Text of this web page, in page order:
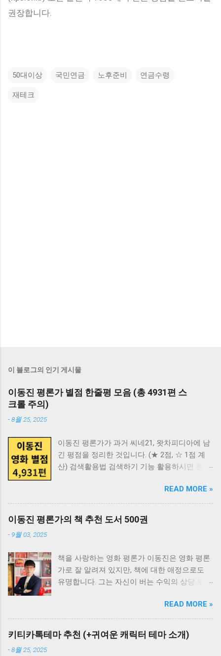
권장합니다.
50대이상 국민연금 노후준비 연금수령
재테크
이 블로그의 인기 게시물
이동진 평론가 별점 한줄평 모음 (총 4931편 스
크롤 주의)
-8월 25, 2025
이동진 평론가가 과거 씨네21, 왓차피디아에 남
긴 평점을 정리한 것입니다. (★ 2점, ☆ 1점 계
산) 검색활용법 검색하기 기능 활용하시면 원하
F 누르면 검색 가능합니다. - 모바일 : 주소창에
"영화제목" 입력 후 "이 페이지" 찾기. - 영화제
목 클릭 시 볼 수 있는 OTT 목록 확인 가능
★★★★★ 10점 (108편) 영화제목 출시년도 한
1991 곡성(哭聲) 2016 그 모든 의미에서 무시무
시하다. 광기가 우리를 갈라놓을 때까지 2013 괴
물 1982 바로 이런 게 벗어날 수 없는 지옥의 풍
체험된다. 경이롭다. 그랜드 부다페스트 호텔
2014 지나온 적 없는 어제의 세계들에 대한 근
원적 노스탤지어. 길소뜸 1985 나라야마 부시코
READ MORE »
이동진 평론가의 책 추천 도서 500권
- 9월 03, 2025
책을 사랑하는 영화 평론가 이동진은 영화 평론
가로 잘 알려져 있지만, 책에 대한 애정으로도
유명합니다. 그는 자신이 버는 수익의 상당 부분
23,000권이 넘는 방대한 장서를 소장하고 있는
그만큼, 다양한 분야의 책에 대한 깊은 안목을
가지고 있습니다. 읽을 책을 찾고 있다면 다음에
읽을 책을 고민하고 계신다면 이동진의 추천 도
READ MORE »
키티카톡테마 추천 (+귀여운 캐릭터 테마 소개)
-8월 25, 2025